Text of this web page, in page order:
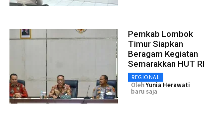
Pemkab Lombok
Timur Siapkan
Beragam Kegiatan
Semarakkan HUT RI
REGIONAL
OlehYunia Herawati
baru saja